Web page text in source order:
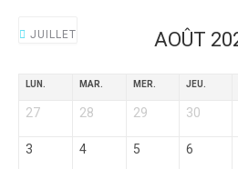
JUILLET AOÛT
LUN. MAR. MER. JEU.
27 28 29 30
3 4 5 6